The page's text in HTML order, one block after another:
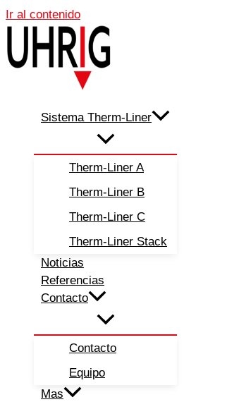
Ir al contenido
Sistema Therm-Liner
Therm-Liner A
Therm-Liner B
Therm-Liner C
Therm-Liner Stack
Noticias
Referencias
Contacto
Contacto
Equipo
Mas